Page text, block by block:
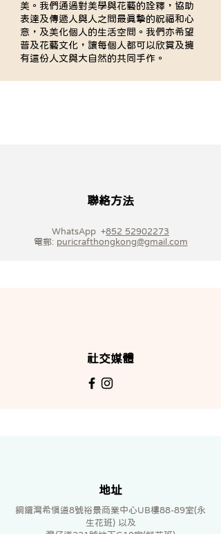
美。我們通過對美學與花藝的詮釋，協助
表達及傳遞人與人之間最真摯的祝福和心
意，及美化個人的生活空間。我們亦希望
普及花藝文化，讓每個人都可以欣賞及擁
有這份人文與大自然的共同手作。
聯絡方法
WhatsApp +852 52902273
電郵: puricrafthongkong@gmail.com
社交媒體
地址
銅鑼灣希慎道8號裕景商業中心UB樓88-89室(永
生花班) 以及